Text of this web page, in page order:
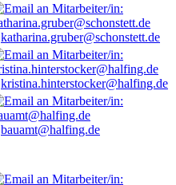
katharina.gruber@schonstett.de
kristina.hinterstocker@halfing.de
bauamt@halfing.de